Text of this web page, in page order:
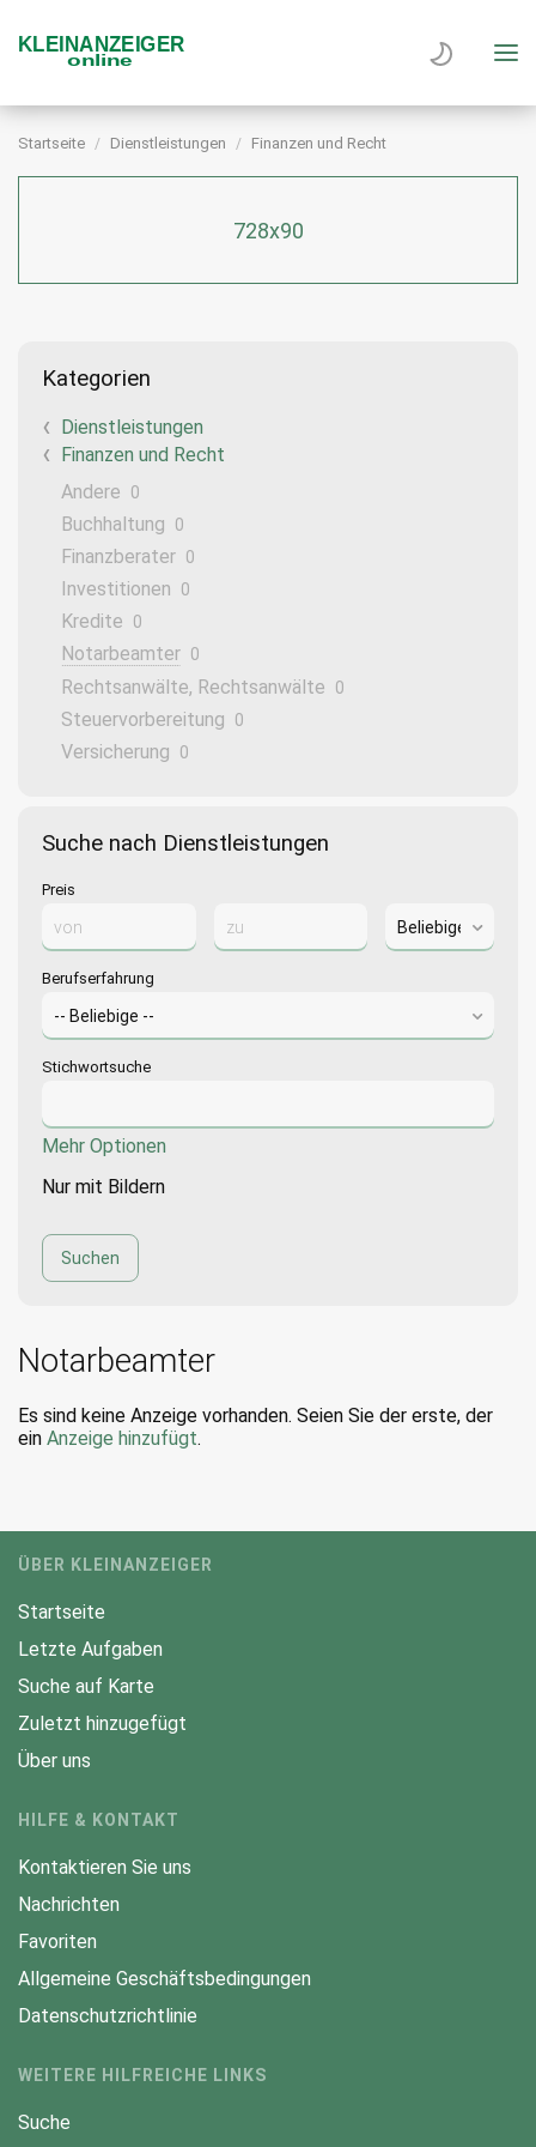
Startseite Dienstleistungen Finanzen und Recht
728x90
Kategorien
Dienstleistungen
Finanzen und Recht
Andere
0
Buchhaltung 0
Finanzberater 0
Investitionen 0
Kredite 0
Notarbeamter 0
Rechtsanwälte, Rechtsanwälte 0
Steuervorbereitung 0
Versicherung 0
Suche nach Dienstleistungen
Preis
Berufserfahrung
Stichwortsuche
Mehr Optionen
Nur mit Bildern
Notarbeamter
Es sind keine Anzeige vorhanden. Seien Sie der erste, der
ein Anzeige hinzufügt.
ÜBER KLEINANZEIGER
Startseite
Letzte Aufgaben
Suche auf Karte
Zuletzt hinzugefügt
Über uns
HILFE & KONTAKT
Kontaktieren Sie uns
Nachrichten
Favoriten
Allgemeine Geschäftsbedingungen
Datenschutzrichtlinie
WEITERE HILFREICHE LINKS
Suche